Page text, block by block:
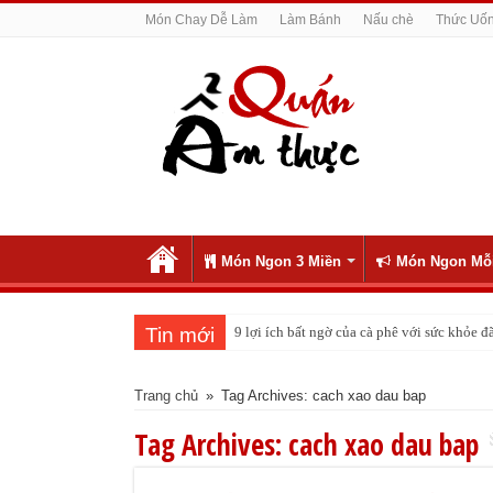
Món Chay Dễ Làm Làm Bánh Nấu chè Thức
Món Ngon 3 Miền Món Ngon
Tin mới 9 lợi ích bất ngờ của cà phê với sức khỏe
Cách pha nước chanh đá ngon đều nhau
Trang chủ » Tag Archives: cach xao dau bap
Tag Archives: cach xao dau bap